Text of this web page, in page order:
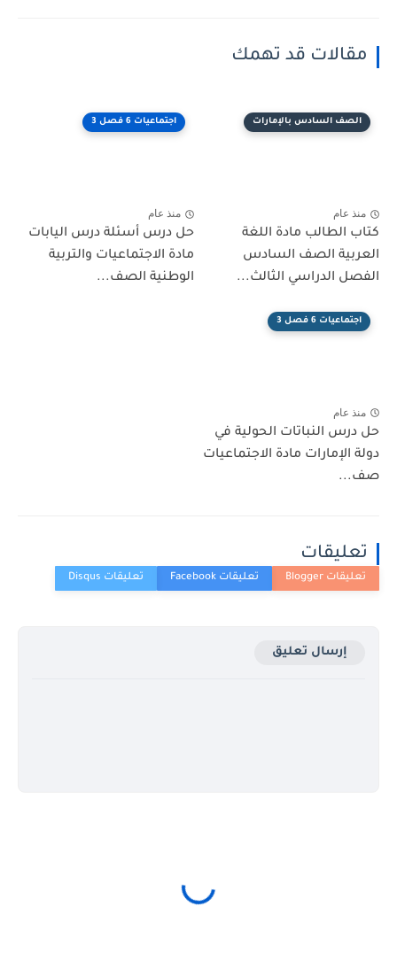
مقالات قد تهمك
الصف السادس بالإمارات
منذ عام
كتاب الطالب مادة اللغة
العربية الصف السادس
الفصل الدراسي الثالث...
اجتماعيات 6 فصل 3
منذ عام
حل درس أسئلة درس اليابات
مادة الاجتماعيات والتربية
الوطنية الصف...
اجتماعيات 6 فصل 3
منذ عام
حل درس النباتات الحولية في
دولة الإمارات مادة الاجتماعيات
صف...
تعليقات
إرسال تعليق